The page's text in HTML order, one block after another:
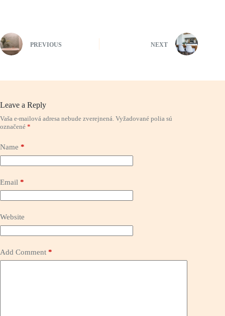
PREVIOUS NEXT
Leave a Reply
Vaša e-mailová adresa nebude zverejnená. Vyžadované polia sú
označené *
Name *
Email *
Website
Add Comment *